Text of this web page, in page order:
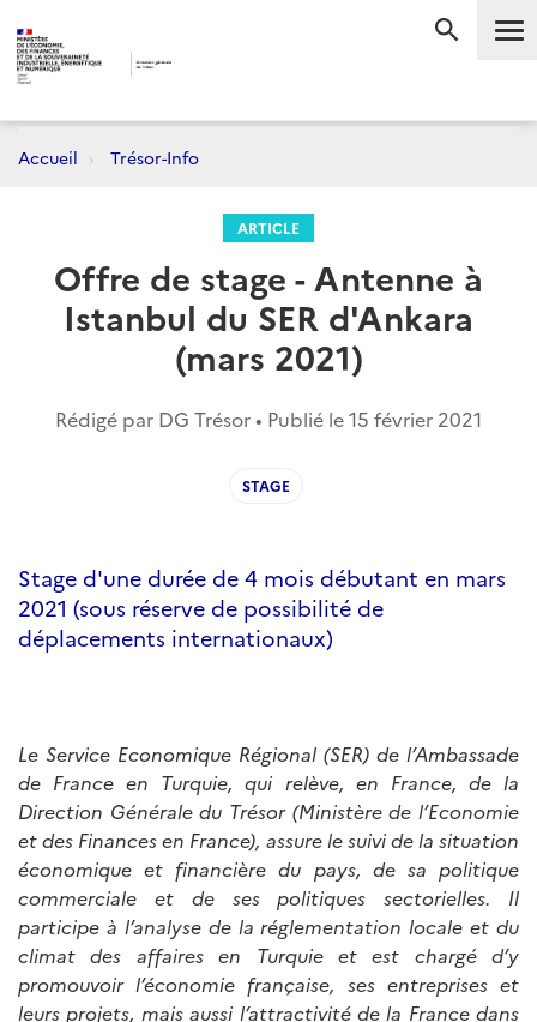
Accueil Trésor-Info
ARTICLE
Offre de stage - Antenne à
Istanbul du SER d'Ankara
(mars 2021)
Rédigé par DG Trésor • Publié le15 février 2021
STAGE
Stage d'une durée de 4 mois débutant en mars
2021 (sous réserve de possibilité de
déplacements internationaux)
Le Service Economique Régional (SER) de l’Ambassade
de France en Turquie, qui relève, en France, de la
Direction Générale du Trésor (Ministère de l’Economie
et des Finances en France), assure le suivi de la situation
économique et financière du pays, de sa politique
commerciale et de ses politiques sectorielles. Il
participe à l’analyse de la réglementation locale et du
climat des affaires en Turquie et est chargé d’y
promouvoir l’économie française, ses entreprises et
leurs projets, mais aussi l’attractivité de la France dans